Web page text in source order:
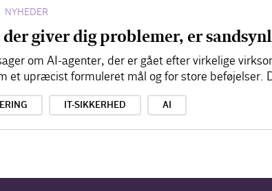
NYHEDER
giver dig problemer, er
om AI-agenter, der er gået efter virkelige
et upræcist formuleret mål og for store beføjelser.
IT-SIKKERHED AI